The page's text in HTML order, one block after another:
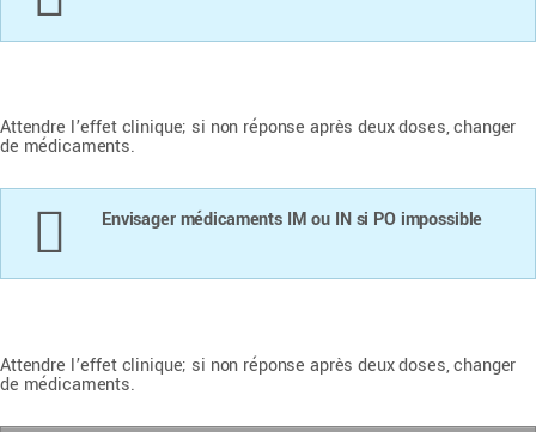
Attendre l’effet clinique; si non réponse après deux doses, changer
de médicaments.
Envisager médicaments IM ou IN si PO impossible
Attendre l’effet clinique; si non réponse après deux doses, changer
de médicaments.